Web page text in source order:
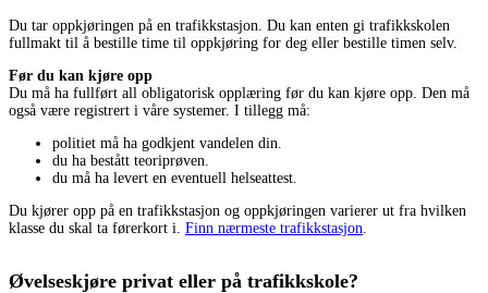
Du tar oppkjøringen på en trafikkstasjon. Du kan enten gi trafikkskolen
fullmakt til å bestille time til oppkjøring for deg eller bestille timen selv.
Før du kan kjøre opp
Du må ha fullført all obligatorisk opplæring før du kan kjøre opp. Den må
også være registrert i våre systemer. I tillegg må:
politiet må ha godkjent vandelen din.
du ha bestått teoriprøven.
du må ha levert en eventuell helseattest.
Du kjører opp på en trafikkstasjon og oppkjøringen varierer ut fra hvilken
klasse du skal ta førerkort i. Finn nærmeste trafikkstasjon
Øvelseskjøre privat eller på trafikkskole?